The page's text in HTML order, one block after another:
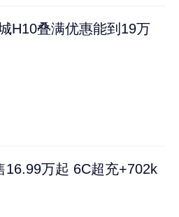
H10叠满优惠能到19万
16.99万起 6C超充+702k